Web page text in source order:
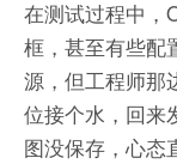
在测试过程中，
框，甚至有些配
源，但工程师那
位接个水，回来
图没保存，心态